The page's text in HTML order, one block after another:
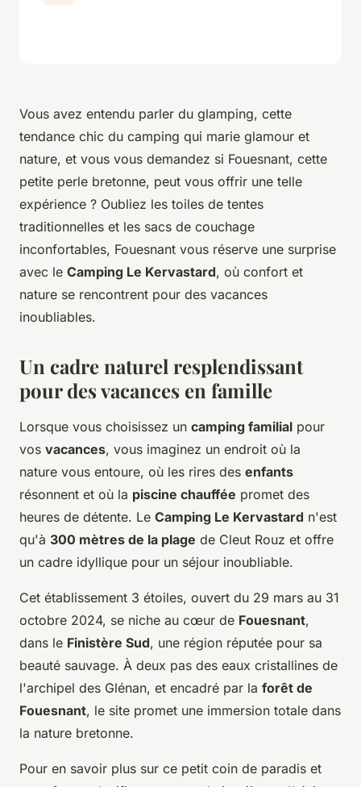
Vous avez entendu parler du glamping, cette
tendance chic du camping qui marie glamour et
nature, et vous vous demandez si Fouesnant, cette
petite perle bretonne, peut vous offrir une telle
expérience ? Oubliez les toiles de tentes
traditionnelles et les sacs de couchage
inconfortables, Fouesnant vous réserve une surprise
avec le Camping Le Kervastard, où confort et
nature se rencontrent pour des vacances
inoubliables.
Un cadre naturel resplendissant
pour des vacances en famille
Lorsque vous choisissez un camping familial pour
vos vacances, vous imaginez un endroit où la
nature vous entoure, où les rires des enfants
résonnent et où la piscine chauffée promet des
heures de détente. Le Camping Le Kervastard n'est
qu'à 300 mètres de la plage de Cleut Rouz et offre
un cadre idyllique pour un séjour inoubliable.
Cet établissement 3 étoiles, ouvert du 29 mars au 31
octobre 2024, se niche au cœur de Fouesnant,
dans le Finistère Sud, une région réputée pour sa
beauté sauvage. À deux pas des eaux cristallines de
l'archipel des Glénan, et encadré par la forêt de
Fouesnant, le site promet une immersion totale dans
la nature bretonne.
Pour en savoir plus sur ce petit coin de paradis et